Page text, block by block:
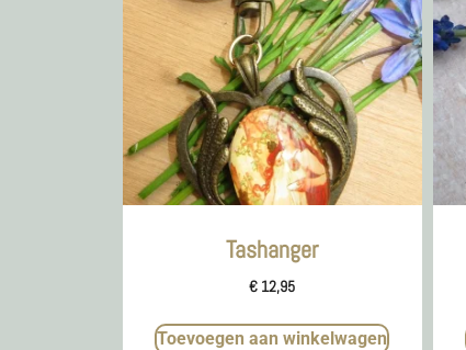
Tashanger
€ 12,95
Toevoegen aan winkelwagen